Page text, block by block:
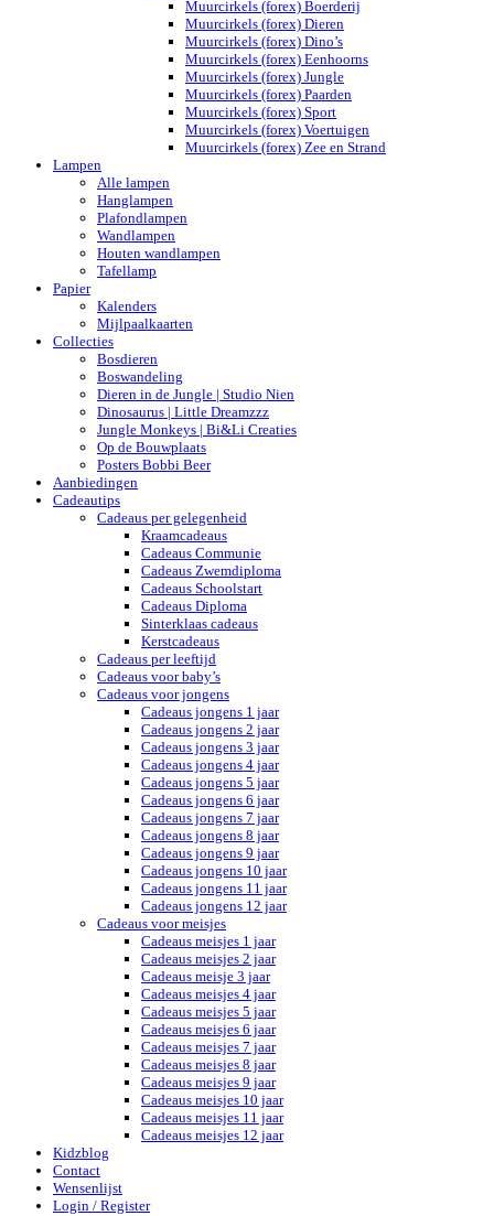
Muurcirkels (forex) Boerderij
Muurcirkels (forex) Dieren
Muurcirkels (forex) Dino’s
Muurcirkels (forex) Eenhoorns
Muurcirkels (forex) Jungle
Muurcirkels (forex) Paarden
Muurcirkels (forex) Sport
Muurcirkels (forex) Voertuigen
Muurcirkels (forex) Zee en Strand
Lampen
Alle lampen
Hanglampen
Plafondlampen
Wandlampen
Houten wandlampen
Tafellamp
Papier
Kalenders
Mijlpaalkaarten
Collecties
Bosdieren
Boswandeling
Dieren in de Jungle | Studio Nien
Dinosaurus | Little Dreamzzz
Jungle Monkeys | Bi&Li Creaties
Op de Bouwplaats
Posters Bobbi Beer
Aanbiedingen
Cadeautips
Cadeaus per gelegenheid
Kraamcadeaus
Cadeaus Communie
Cadeaus Zwemdiploma
Cadeaus Schoolstart
Cadeaus Diploma
Sinterklaas cadeaus
Kerstcadeaus
Cadeaus per leeftijd
Cadeaus voor baby’s
Cadeaus voor jongens
Cadeaus jongens 1 jaar
Cadeaus jongens 2 jaar
Cadeaus jongens 3 jaar
Cadeaus jongens 4 jaar
Cadeaus jongens 5 jaar
Cadeaus jongens 6 jaar
Cadeaus jongens 7 jaar
Cadeaus jongens 8 jaar
Cadeaus jongens 9 jaar
Cadeaus jongens 10 jaar
Cadeaus jongens 11 jaar
Cadeaus jongens 12 jaar
Cadeaus voor meisjes
Cadeaus meisjes 1 jaar
Cadeaus meisjes 2 jaar
Cadeaus meisje 3 jaar
Cadeaus meisjes 4 jaar
Cadeaus meisjes 5 jaar
Cadeaus meisjes 6 jaar
Cadeaus meisjes 7 jaar
Cadeaus meisjes 8 jaar
Cadeaus meisjes 9 jaar
Cadeaus meisjes 10 jaar
Cadeaus meisjes 11 jaar
Cadeaus meisjes 12 jaar
Kidzblog
Contact
Wensenlijst
Login / Register